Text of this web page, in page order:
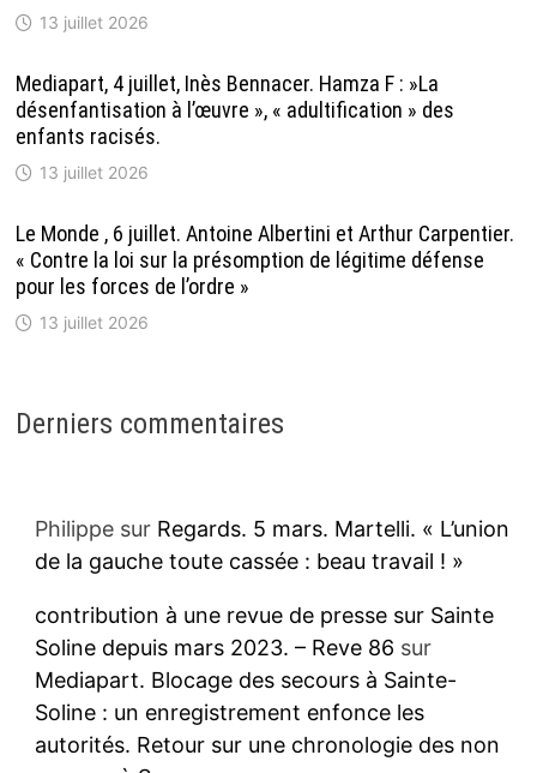
13 juillet 2026
Mediapart, 4 juillet, Inès Bennacer. Hamza F : »La
désenfantisation à l’œuvre », « adultification » des
enfants racisés.
13 juillet 2026
Le Monde , 6 juillet. Antoine Albertini et Arthur Carpentier.
« Contre la loi sur la présomption de légitime défense
pour les forces de l’ordre »
13 juillet 2026
Derniers commentaires
Philippesur Regards. 5 mars. Martelli. « L’union
de la gauche toute cassée : beau travail ! »
contribution à une revue de presse sur Sainte
Soline depuis mars 2023. – Reve 86 sur
Mediapart. Blocage des secours à Sainte-
Soline : un enregistrement enfonce les
autorités. Retour sur une chronologie des non